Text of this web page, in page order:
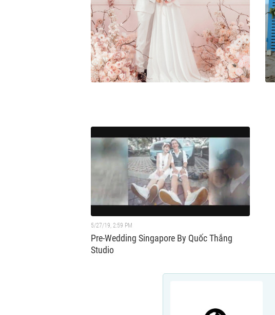
5/27/19, 2:59 PM
Pre-Wedding Singapore By Quốc Thắng
Studio